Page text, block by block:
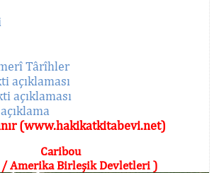
Târîhler
açıklaması
açıklaması
(www.hakikatkitabevi.net)
Caribou
/ Amerika Birleşik Devletleri )